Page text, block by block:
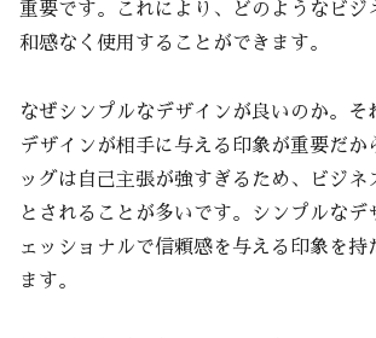
重要です。これにより、どのようなビジ
和感なく使用することができます。
なぜシンプルなデザインが良いのか。そ
デザインが相手に与える印象が重要だか
ッグは自己主張が強すぎるため、ビジネ
とされることが多いです。シンプルなデ
ェッショナルで信頼感を与える印象を持
ます。